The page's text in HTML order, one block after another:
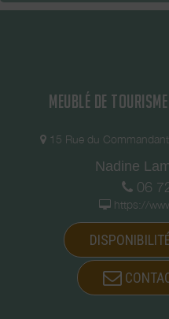
MEUBLÉ DE
15 Rue du
Nadine
06
https://